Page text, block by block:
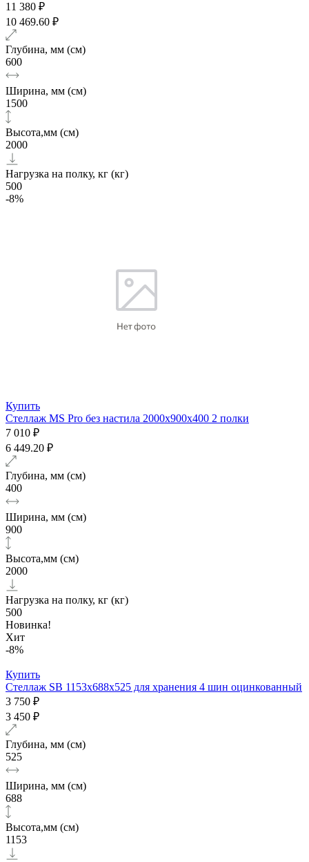
11 380 ₽
10 469.60 ₽
Глубина, мм (см)
600
Ширина, мм (см)
1500
Высота,мм (см)
2000
Нагрузка на полку, кг (кг)
500
-8%
Купить
Стеллаж MS Pro без настила 2000х900x400 2 полки
7 010 ₽
6 449.20 ₽
Глубина, мм (см)
400
Ширина, мм (см)
900
Высота,мм (см)
2000
Нагрузка на полку, кг (кг)
500
Новинка!
Хит
-8%
Купить
Стеллаж SB 1153х688х525 для хранения 4 шин оцинкованный
3 750 ₽
3 450 ₽
Глубина, мм (см)
525
Ширина, мм (см)
688
Высота,мм (см)
1153